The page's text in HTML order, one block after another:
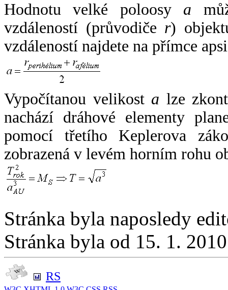
Hodnotu velké poloosy a
vzdáleností (průvodiče r)
vzdáleností najdete na přímce
Vypočítanou velikost a lze
nachází dráhové elementy
pomocí třetího Keplerova
zobrazená v levém horním rohu
Stránka byla naposledy
Stránka byla od 15. 1.
RS